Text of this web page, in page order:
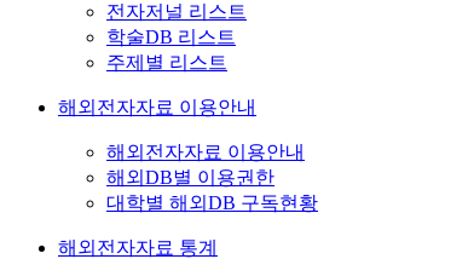
전자저널 리스트
학술DB 리스트
주제별 리스트
해외전자자료 이용안내
해외전자자료 이용안내
해외DB별 이용권한
대학별 해외DB 구독현황
해외전자자료 통계